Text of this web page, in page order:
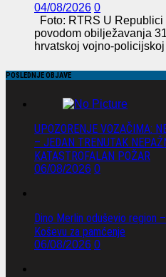
04/08/2026 0
Foto: RTRS U
povodom obilježavanja
hrvatskoj vojno-policijskoj
POSLEDNJE OBJAVE
UPOZORENJE VOZAČIMA:
– JEDAN TRENUTAK
KATASTROFALAN POŽAR
06/08/2026 0
Dino Merlin oduševio region
Koševu za pamćenje
06/08/2026 0